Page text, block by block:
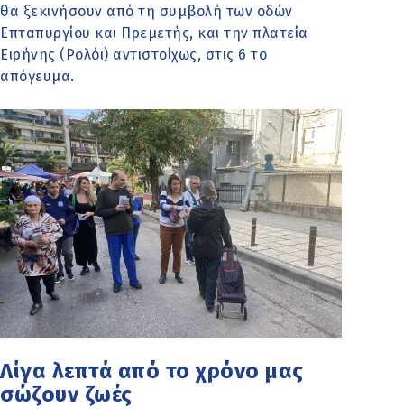
θα ξεκινήσουν από τη συμβολή των οδών
Επταπυργίου και Πρεμετής, και την πλατεία
Ειρήνης (Ρολόι) αντιστοίχως, στις 6 το
απόγευμα.
Λίγα λεπτά από το χρόνο μας
σώζουν ζωές